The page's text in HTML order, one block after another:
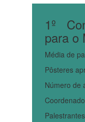
1º
para o
Média de
Pôsteres
Número de